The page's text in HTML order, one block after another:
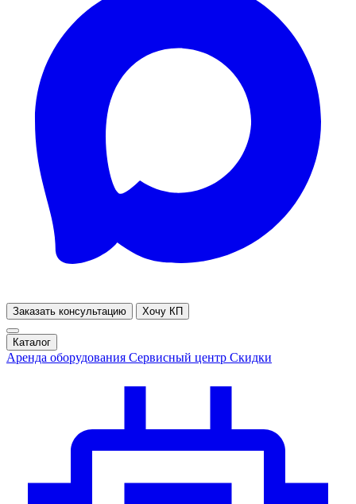
Заказать консультацию Хочу КП
Каталог
Аренда оборудования Сервисный центр Скидки